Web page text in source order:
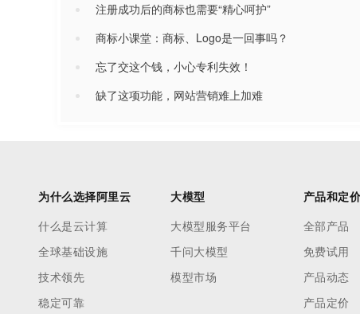
注册成功后的商标也需要“精心呵护”
商标小课堂：商标、Logo是一回事吗？
忘了交这个钱，小心专利失效！
缺了这项功能，网站营销难上加难